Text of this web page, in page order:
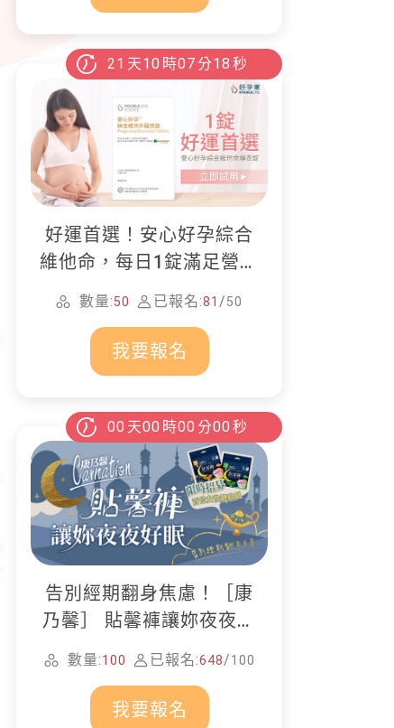
21 天10 時07分16 秒
好運首選！安心好孕綜合
維他命，每日1錠滿足營養
所需
數量:50 已報名:81 /50
我要報名
00 天00 時00 分00 秒
告別經期翻身焦慮！［康
乃馨］ 貼馨褲讓妳夜夜好
數量:100 已報名:648/100
我要報名